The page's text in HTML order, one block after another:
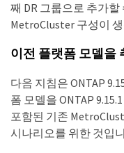
째 DR 그룹으로 추가
MetroCluster 구성이
이전 플랫폼 모델을
다음 지침은 ONTAP
폼 모델을 ONTAP
포함된 기존
시나리오를 위한 것입